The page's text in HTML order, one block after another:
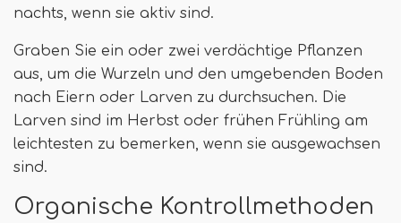
nachts, wenn sie aktiv sind.
Graben Sie ein oder zwei verdächtige Pflanzen
aus, um die Wurzeln und den umgebenden Boden
nach Eiern oder Larven zu durchsuchen. Die
Larven sind im Herbst oder frühen Frühling am
leichtesten zu bemerken, wenn sie ausgewachsen
sind.
Organische Kontrollmethoden